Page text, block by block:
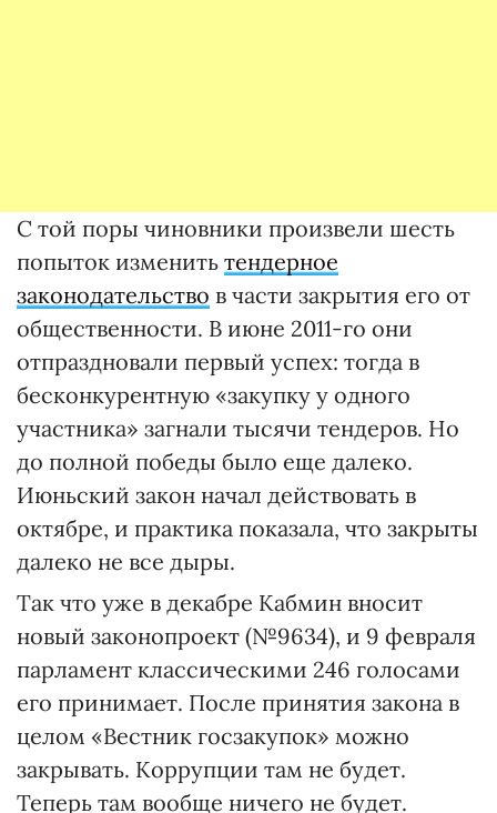
С той поры чиновники произвели шесть
попыток изменить тендерное
законодательство в части закрытия его от
общественности. В июне 2011-го они
отпраздновали первый успех: тогда в
бесконкурентную «закупку у одного
участника» загнали тысячи тендеров. Но
до полной победы было еще далеко.
Июньский закон начал действовать в
октябре, и практика показала, что закрыты
далеко не все дыры.
Так что уже в декабре Кабмин вносит
новый законопроект (№9634), и 9 февраля
парламент классическими 246 голосами
его принимает. После принятия закона в
целом «Вестник госзакупок» можно
закрывать. Коррупции там не будет.
Теперь там вообще ничего не будет.